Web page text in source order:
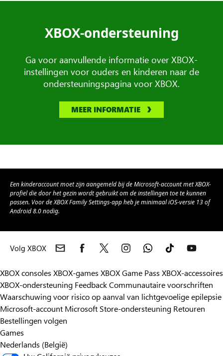
XBOX-ondersteuning
Ga voor aanvullende informatie over XBOX-
instellingen voor ouders en kinderen naar de
ondersteuningspagina voor XBOX.
MEER INFORMATIE
Een kinderaccount moet zijn aangemeld bij de Microsoft-account met XBOX-
profiel die door het gezin wordt gebruikt om de instellingen toe te kunnen
passen. Voor de XBOX Family Settings-app heb je minimaal iOS-versie 13 of
Android 8.0 nodig.
Volg XBOX
XBOX consoles XBOX-games XBOX Game Pass XBOX-accessoires
XBOX-ondersteuning FeedbackCommunautaire voorschriften
Waarschuwing voor risico op aanval van lichtgevoelige epilepsie
Microsoft-account Microsoft Store-ondersteuning Retouren
Bestellingen volgen
Games
Nederlands (België)